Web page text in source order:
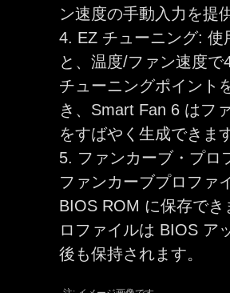
ン速度の手動入力を提
4. EZ チューニング: 使
と、温度/ファン速度で
チューニングポイント
き、Smart Fan 6 はフ
をすばやく生成できます
5. ファンカーブ・プロ
ファンカーブプロファ
BIOS ROM に保存でき
ロファイルは BIOS ア
後も保持されます。